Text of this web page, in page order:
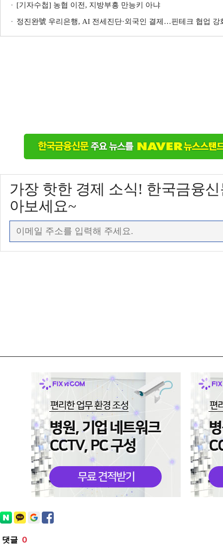
[기자수첩] 농협 이전, 지방부흥 만능키 아냐
정진완號 우리은행, AI 전세진단·외국인 결제…핀테크 협업 강
가장 핫한 경제 소식! 한국금융
아보세요~